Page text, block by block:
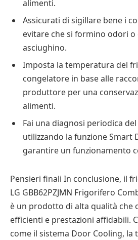
alimenti.
Assicurati di sigillare bene i
evitare che si formino odori o
asciughino.
Imposta la temperatura del
congelatore in base alle
produttore per una
alimenti.
Fai una diagnosi periodica
utilizzando la funzione Smart
garantire un funzionamento
Pensieri finali In conclusione, il
LG GBB62PZJMN Frigorifero
è un prodotto di alta qualità che
efficienti e prestazioni affidabili.
come il sistema Door Cooling, la